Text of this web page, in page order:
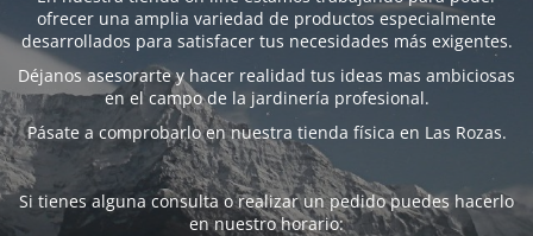
ofrecer una amplia variedad de productos especialmente
desarrollados para satisfacer tus necesidades más exigentes.
Déjanos asesorarte y hacer realidad tus ideas mas ambiciosas
en el campo de la jardinería profesional.
Pásate a comprobarlo en nuestra tienda física en Las Rozas.
Si tienes alguna consulta o realizar un pedido puedes hacerlo
en nuestro horario: